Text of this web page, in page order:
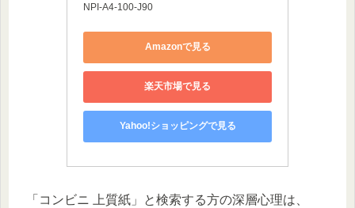
NPI-A4-100-J90
Amazonで見る
楽天市場で見る
Yahoo!ショッピングで見る
「コンビニ 上質紙」と検索する方の深層心理は、